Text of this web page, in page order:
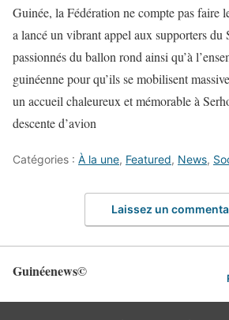
Guinée, la Fédération ne compte pas faire
a lancé un vibrant appel aux supporters
passionnés du ballon rond ainsi qu’à
guinéenne pour qu’ils se mobilisent
un accueil chaleureux et mémorable à
descente d’avion
Catégories : À la une, Featured, News,
Laissez un
Guinéenews©